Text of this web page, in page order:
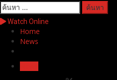
ค้นหา
สำหรับ:
Watch Online
Home
News